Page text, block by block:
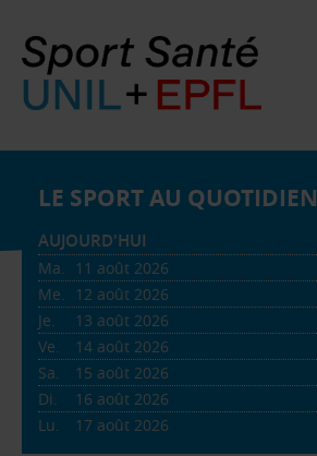
LE SPORT AU QUOTIDIEN
AUJOURD'HUI
Ma. 11 août 2026
Me.
12 août 2026
Je.
13 août 2026
Ve.
14 août 2026
Sa.
15 août 2026
Di.
16 août 2026
Lu.
17 août 2026